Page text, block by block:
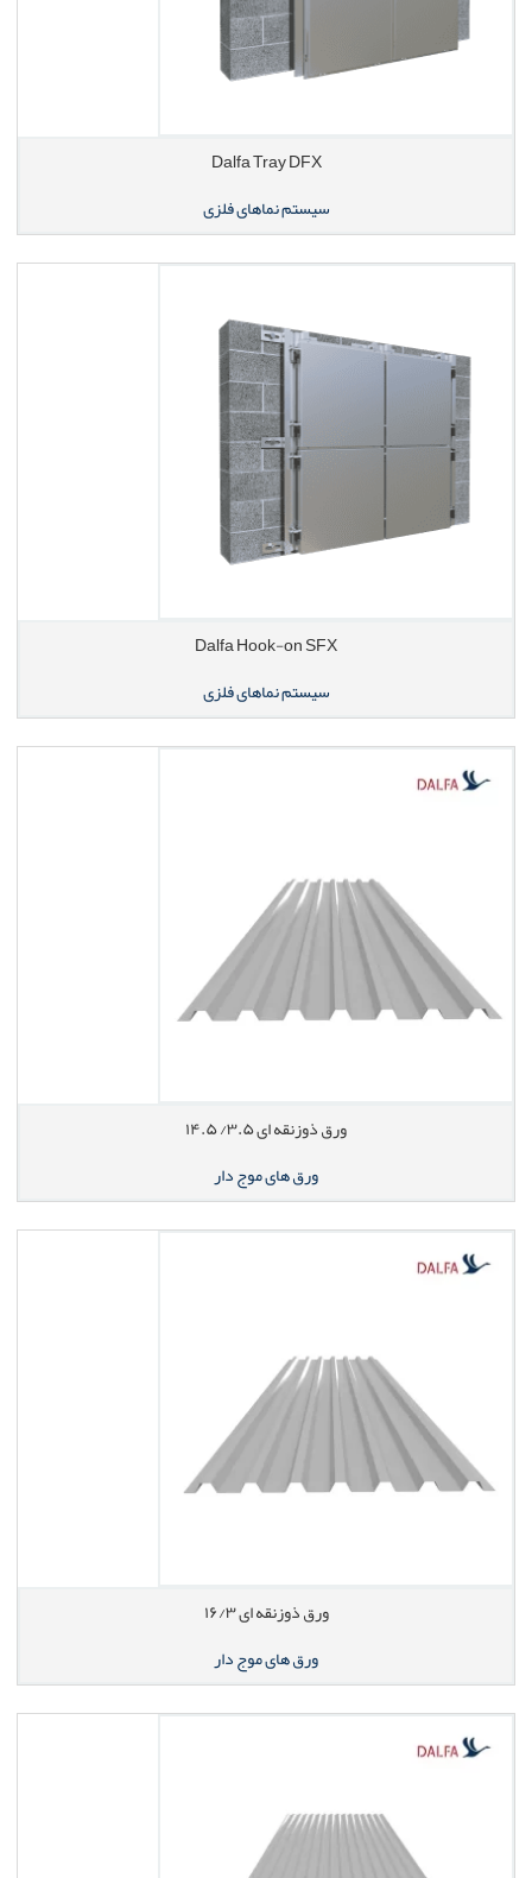
Dalfa Tray DFX
سیستم نماهای فلزی
Dalfa Hook-on SFX
سیستم نماهای فلزی
ورق ذوزنقه ای ۳.۵/ ۱۴.۵
ورق های موج دار
ورق ذوزنقه ای ۱۶/۳
ورق های موج دار